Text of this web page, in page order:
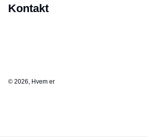
Kontakt
© 2026, Hvem er